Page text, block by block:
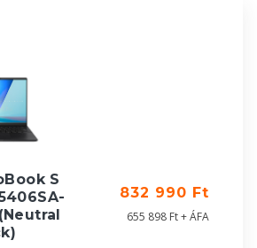
S
832 990 Ft
655 898 Ft + ÁFA